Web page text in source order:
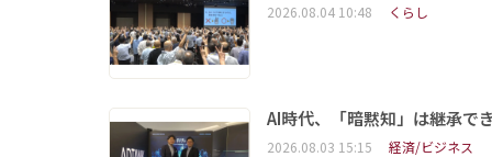
2026.08.04 10:48 くらし
AI時代、「暗黙知」は継承
2026.08.03 15:15 経済/ビジネス